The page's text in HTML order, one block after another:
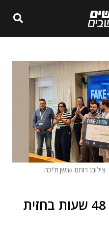
צילום: רותם שושן זליכה
נלחמים על האמת: 48 שעות בחזית